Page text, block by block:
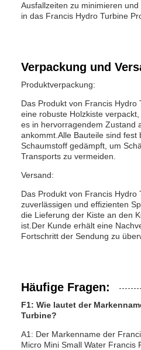
Ausfallzeiten zu minimieren
in das Francis Hydro Turbine
Verpackung und
Produktverpackung:
Das Produkt von Francis Hydro
eine robuste Holzkiste
es in hervorragendem Zustand
ankommt.Alle Bauteile sind fest
Schaumstoff gedämpft, um
Transports zu vermeiden.
Versand:
Das Produkt von Francis Hydro
zuverlässigen und effizienten
die Lieferung der Kiste an den
ist.Der Kunde erhält eine
Fortschritt der Sendung zu
Häufige Fragen:
F1: Wie lautet der
Turbine?
A1: Der Markenname der
Micro Mini Small Water Francis